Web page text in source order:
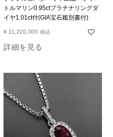
トルマリン0.95ctプラチナリングダ
イヤ1.01ct付(GIA宝石鑑別書付)
¥ 11,220,000 税込
詳細を見る